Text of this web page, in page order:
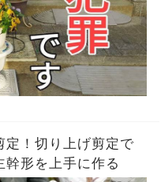
定！切り上げ剪定で
幹形を上手に作る